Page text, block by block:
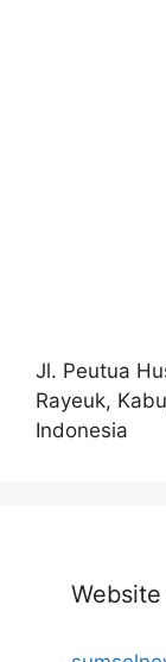
Jl. Peutua
Rayeuk,
Indonesia